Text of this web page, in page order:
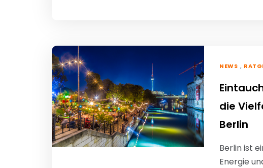
NEWS ,
die
Berlin
Berlin ist
Energie